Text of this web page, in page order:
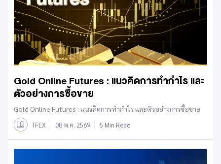
Gold Online Futures : แนวคิดการทำกำไร และ
ตัวอย่างการซื้อขาย
Gold Online Futures : แนวคิดการทำกำไร และตัวอย่างการซื้อขาย
TFEX 08 พ.ค. 2569 5 Min Read